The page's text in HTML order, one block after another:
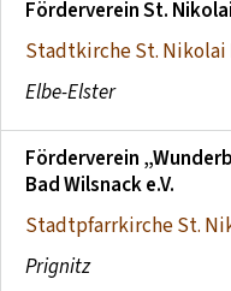
Förderverein St.
Stadtkirche St. Nikolai
Elbe-Elster
Förderverein
Bad Wilsnack e.V.
Stadtpfarrkirche St.
Prignitz